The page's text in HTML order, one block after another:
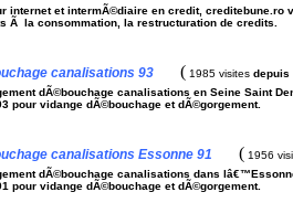
internet et intermÃ©diaire en credit, creditebune.ro
Ã la consommation, la restructuration de credits.
canalisations 93 ( 1985 visites depuis
dÃ©bouchage canalisations en Seine Saint
pour vidange dÃ©bouchage et dÃ©gorgement.
canalisations Essonne 91 ( 1956
dÃ©bouchage canalisations dans
pour vidange dÃ©bouchage et dÃ©gorgement.